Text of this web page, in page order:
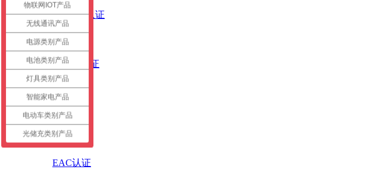
REACH认证
英国
UKCA认证
德国
GS认证
俄罗斯
EAC认证
物联网IOT产品
无线通讯产品
电源类别产品
电池类别产品
灯具类别产品
智能家电产品
电动车类别产品
光储充类别产品